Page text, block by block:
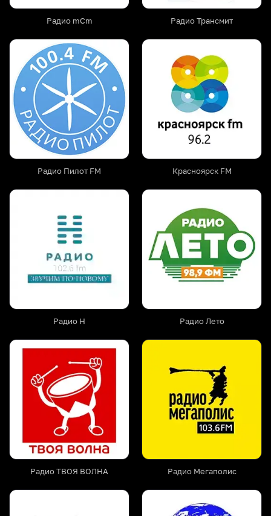
Радио mCm Радио Трансмит
Радио Пилот FM Красноярск FM
Радио Н Радио Лето
Радио ТВОЯ ВОЛНА Радио Мегаполис